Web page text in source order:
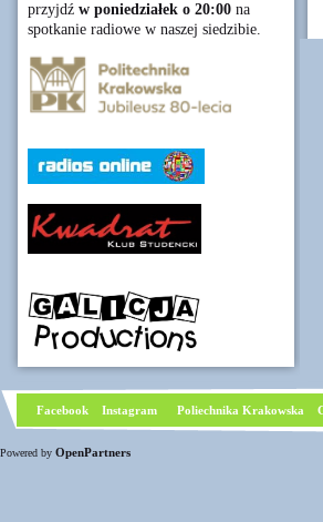
przyjdź w poniedziałek o 20:00 na
spotkanie radiowe w naszej siedzibie.
Facebook Instagram Poliechnika Krakowska
Powered by OpenPartners